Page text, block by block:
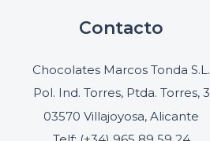
Contacto
Chocolates Marcos Tonda S.L.
Pol. Ind. Torres, Ptda. Torres, 3
03570 Villajoyosa, Alicante